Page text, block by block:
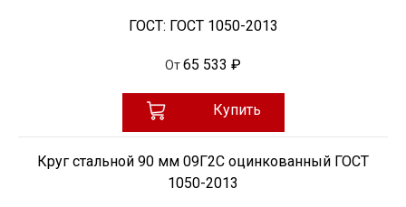
ГОСТ: ГОСТ 1050-2013
От65 533 ₽
Купить
Круг стальной 90 мм 09Г2С оцинкованный ГОСТ
1050-2013